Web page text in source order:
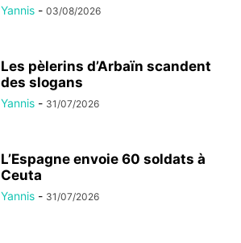
Yannis - 03/08/2026
Les pèlerins d’Arbaïn scandent
des slogans
Yannis - 31/07/2026
L’Espagne envoie 60 soldats à
Ceuta
Yannis - 31/07/2026